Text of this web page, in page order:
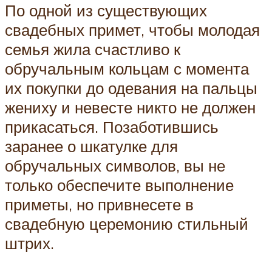
По одной из существующих
свадебных примет, чтобы молодая
семья жила счастливо к
обручальным кольцам с момента
их покупки до одевания на пальцы
жениху и невесте никто не должен
прикасаться. Позаботившись
заранее о шкатулке для
обручальных символов, вы не
только обеспечите выполнение
приметы, но привнесете в
свадебную церемонию стильный
штрих.